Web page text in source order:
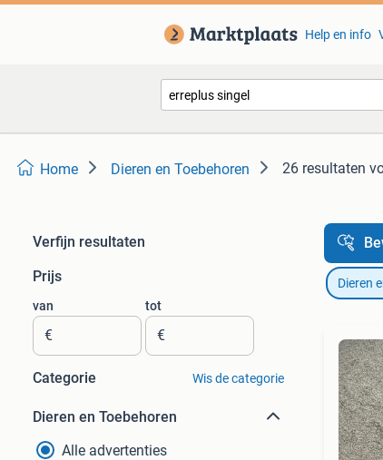
Help en info
Home Dieren en Toebehoren 26 resultaten
Verfijn resultaten
Prijs
van
€
tot
€
Categorie Wis de categorie
Dieren en Toebehoren
Alle advertenties
Dieren